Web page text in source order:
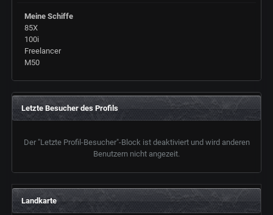
Meine Schiffe
85X
100i
Freelancer
M50
Letzte Besucher des Profils
Der "Letzte Profil-Besucher"-Block ist deaktiviert und wird anderen
Benutzern nicht angezeit.
Landkarte